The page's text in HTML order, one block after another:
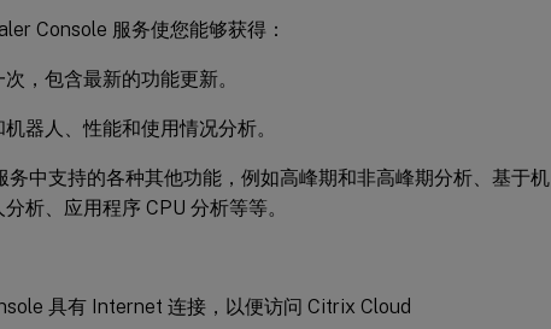
Console 服务使您能够获得：
，包含最新的功能更新。
器人、性能和使用情况分析。
中支持的各种其他功能，例如高峰期和非高峰期分析、基于机
析、应用程序 CPU 分析等等。
具有 Internet 连接，以便访问 Citrix Cloud